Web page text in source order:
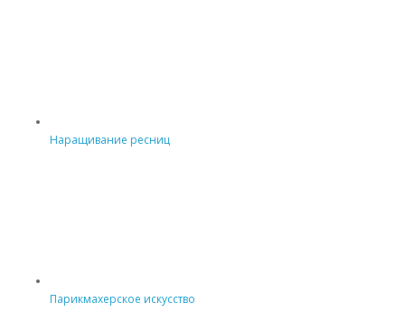
Наращивание ресниц
Парикмахерское искусство